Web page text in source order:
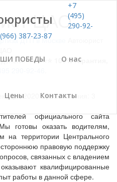
+7
(495)
290-92-
387-23-87
ПОБЕДЫ О нас
Цены Контакты
ЦАО
ДТП в Москве
деньги.⭐⭐⭐⭐⭐ 100% гарантия,
2020
Время чтения: 3
официального сайта
готовы оказать водителям,
территории Центрального
правовую поддержку
связанных с владением
квалифицированные
работы в данной сфере.